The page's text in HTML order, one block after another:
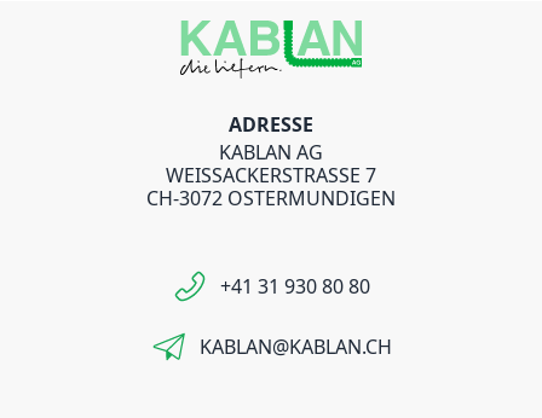
ADRESSE
KABLAN AG
WEISSACKERSTRASSE 7
CH-3072 OSTERMUNDIGEN
+41 31 930 80 80
KABLAN@KABLAN.CH